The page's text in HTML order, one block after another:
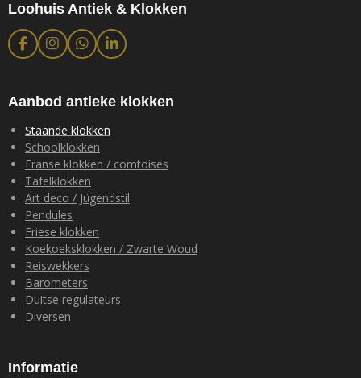
Loohuis Antiek & Klokken
F
a
b
o
k
I
n
a
r
a
m
W
h
s
p
p
L
i
e
Aanbod antieke klokken
Staande klokken
Schoolklokken
Franse klokken / comtoises
Tafelklokken
Art deco / Jügendstil
Pendules
Friese klokken
Koekoeksklokken / Zwarte Woud
Reiswekkers
Barometers
Duitse regulateurs
Diversen
Informatie